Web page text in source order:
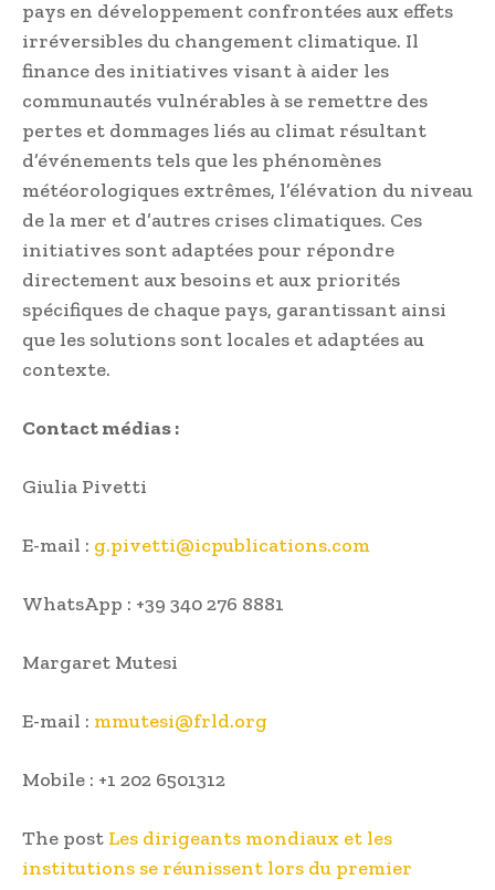
pays en développement confrontées aux effets
irréversibles du changement climatique. Il
finance des initiatives visant à aider les
communautés vulnérables à se remettre des
pertes et dommages liés au climat résultant
d’événements tels que les phénomènes
météorologiques extrêmes, l’élévation du niveau
de la mer et d’autres crises climatiques. Ces
initiatives sont adaptées pour répondre
directement aux besoins et aux priorités
spécifiques de chaque pays, garantissant ainsi
que les solutions sont locales et adaptées au
contexte.
Contact médias :
Giulia Pivetti
E-mail : g.pivetti@icpublications.com
WhatsApp : +39 340 276 8881
Margaret Mutesi
E-mail : mmutesi@frld.org
Mobile : +1 202 6501312
The post Les dirigeants mondiaux et les
institutions se réunissent lors du premier